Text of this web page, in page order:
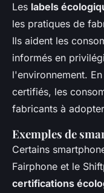
Les labels
les pratiques de
Ils aident les
informés en
l'environnement.
certifiés, les
fabricants à
Exemples de
Certains
Fairphone et le
certifications